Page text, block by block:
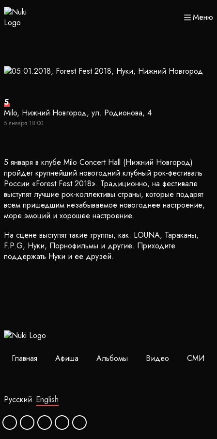
Меню
5
Milo, Нижний Новгород, ул. Родионова, 4
5 января 18:00
5 января в клубе Milo Concert Hall (Нижний Новгород)
пройдет крупнейший новогодний клубный рок-фестиваль
России «Forest Fest 2018». Традиционно, на фестивале
выступят лучшие рок-коллективы страны, которые подарят
всем пришедшим незабываемое новогоднее настроение,
море эмоций и хорошее настроение.
На сцене выступят такие группы, как: LOUNA, Тараканы,
F.P.G, Нуки, Порнофильмы и другие. Приходите
поддержать Нуки и ее друзей.
Главная Афиша Альбомы Видео СМИ
Русский English